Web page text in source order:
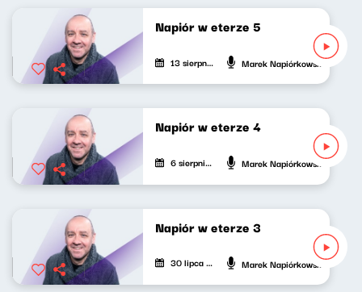
Napiór w eterze 5
13 sierpnia 2020 Marek Napiórkowski
Napiór w eterze 4
6 sierpnia 2020 Marek Napiórkowski
Napiór w eterze 3
30 lipca 2020 Marek Napiórkowski